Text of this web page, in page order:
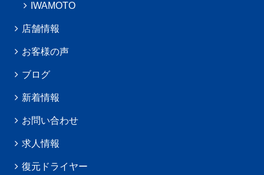
IWAMOTO
店舗情報
お客様の声
ブログ
新着情報
お問い合わせ
求人情報
復元ドライヤー